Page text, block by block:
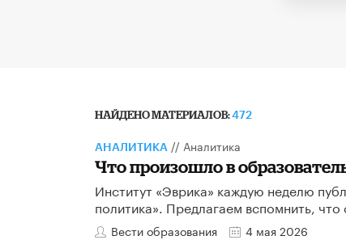
НАЙДЕНО МАТЕРИАЛОВ:472
АНАЛИТИКА // Аналитика
​Что произошло в
Институт «Эврика» каждую неделю
политика». Предлагаем вспомнить,
Вести образования 4 мая 2026